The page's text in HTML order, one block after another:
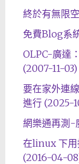
終於有無限
免費Blog系
OLPC-廣達
(2007-11-03)
要在家外連
進行 (2025-
網樂通再測-
在linux 下用
(2016-04-